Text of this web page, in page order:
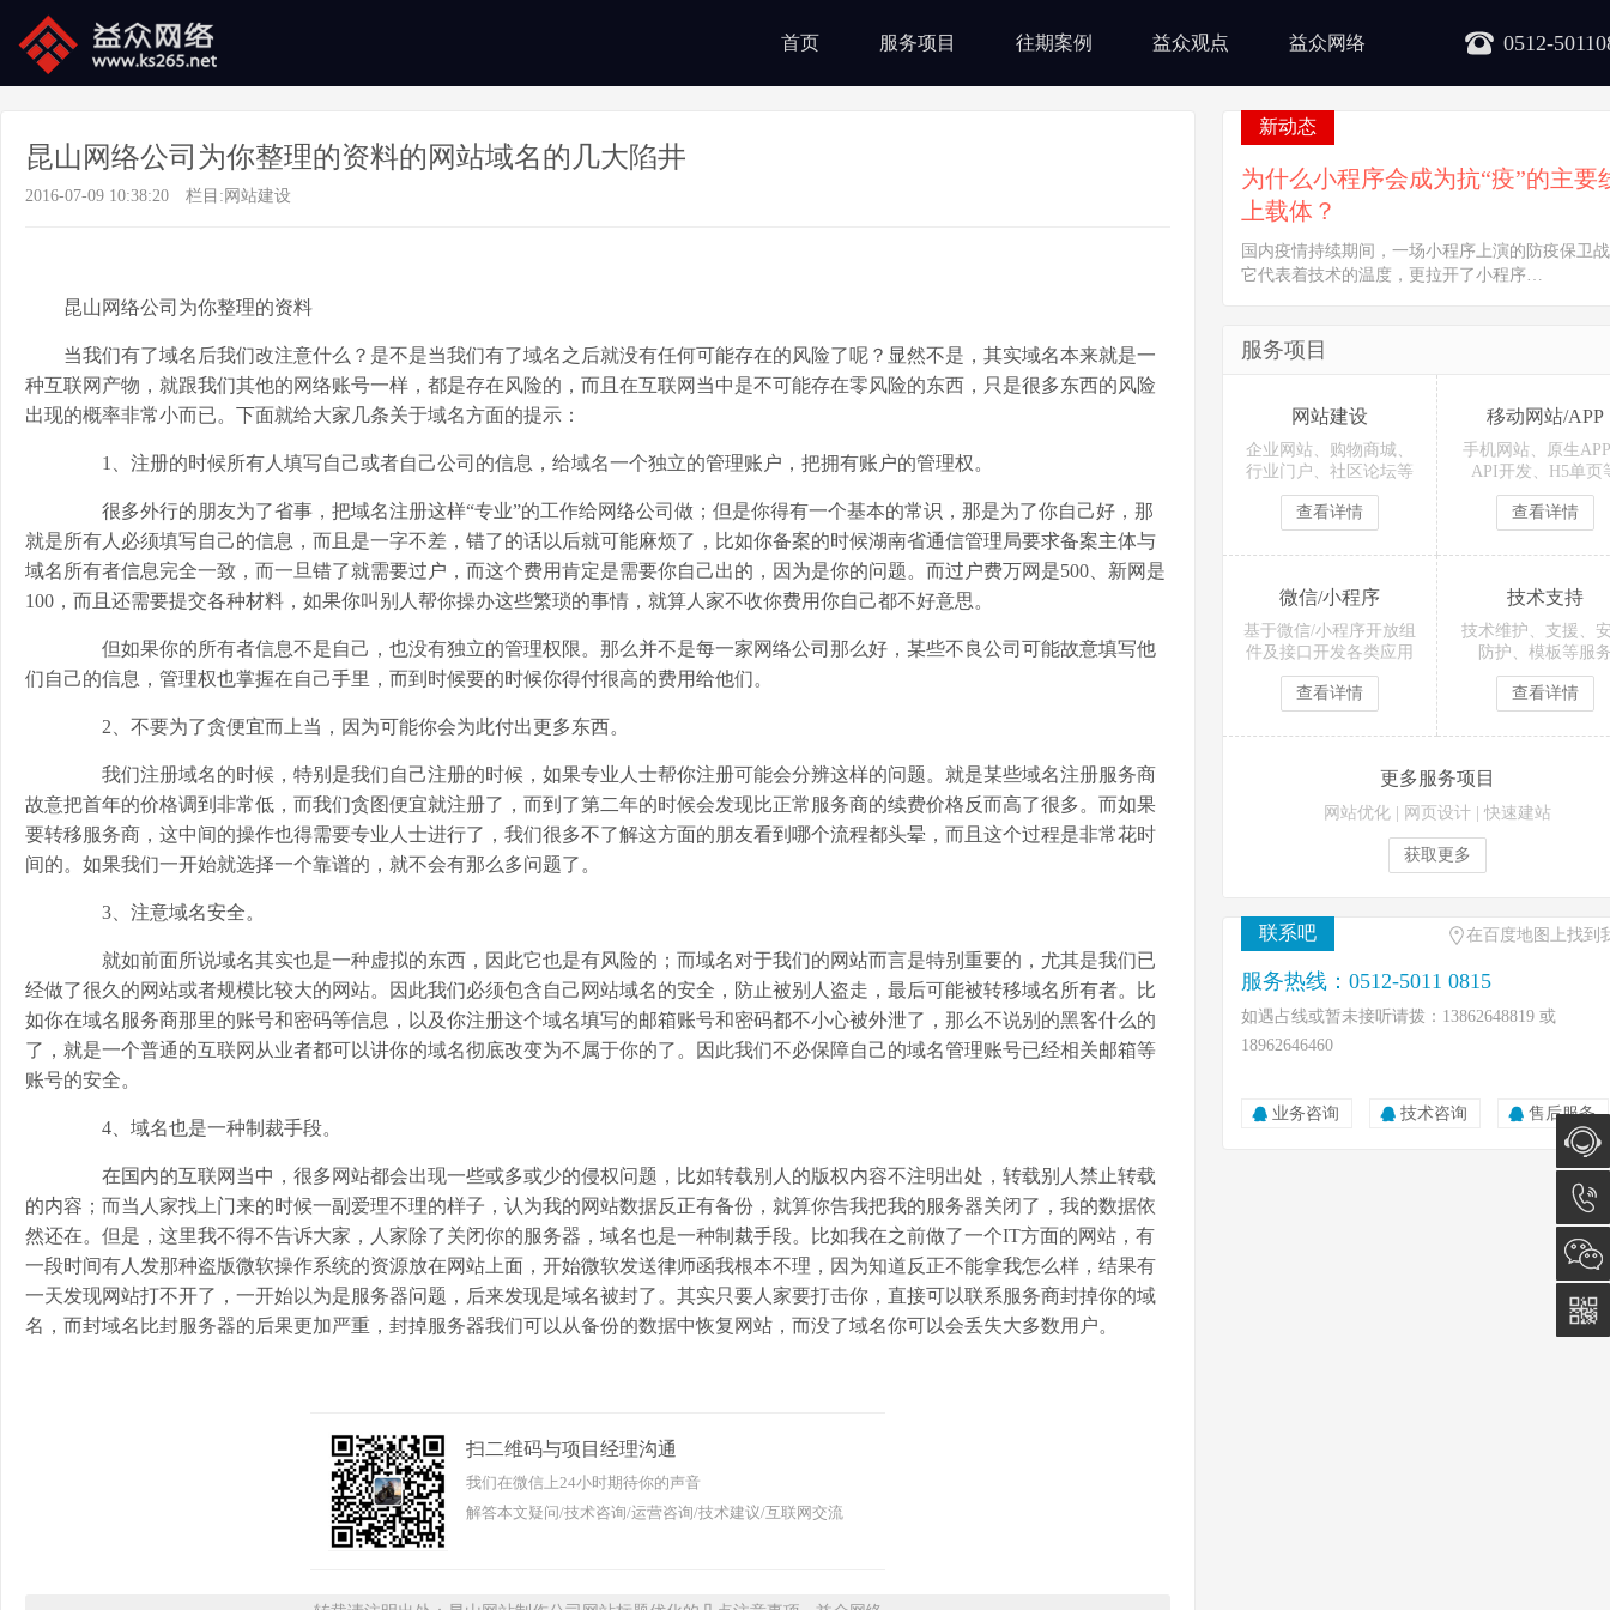
0512-
首页 服务项目 往期案例 益众观点 益众网络
昆山网络公司为你整理的资料的网站域名的几大陷井
2016-07-09 10:38:20 栏目: 网站建设
昆山网络公司为你整理的资料
当我们有了域名后我们改注意什么？是不是当我们有了域名之后就没有任何可能存在的风险了呢？显然不是，其实域名本来就是一
种互联网产物，就跟我们其他的网络账号一样，都是存在风险的，而且在互联网当中是不可能存在零风险的东西，只是很多东西的风险
出现的概率非常小而已。下面就给大家几条关于域名方面的提示：
1、注册的时候所有人填写自己或者自己公司的信息，给域名一个独立的管理账户，把拥有账户的管理权。
很多外行的朋友为了省事，把域名注册这样“专业”的工作给网络公司做；但是你得有一个基本的常识，那是为了你自己好，那
就是所有人必须填写自己的信息，而且是一字不差，错了的话以后就可能麻烦了，比如你备案的时候湖南省通信管理局要求备案主体与
域名所有者信息完全一致，而一旦错了就需要过户，而这个费用肯定是需要你自己出的，因为是你的问题。而过户费万网是500、新网是
100，而且还需要提交各种材料，如果你叫别人帮你操办这些繁琐的事情，就算人家不收你费用你自己都不好意思。
但如果你的所有者信息不是自己，也没有独立的管理权限。那么并不是每一家网络公司那么好，某些不良公司可能故意填写他
们自己的信息，管理权也掌握在自己手里，而到时候要的时候你得付很高的费用给他们。
2、不要为了贪便宜而上当，因为可能你会为此付出更多东西。
我们注册域名的时候，特别是我们自己注册的时候，如果专业人士帮你注册可能会分辨这样的问题。就是某些域名注册服务商
故意把首年的价格调到非常低，而我们贪图便宜就注册了，而到了第二年的时候会发现比正常服务商的续费价格反而高了很多。而如果
要转移服务商，这中间的操作也得需要专业人士进行了，我们很多不了解这方面的朋友看到哪个流程都头晕，而且这个过程是非常花时
间的。如果我们一开始就选择一个靠谱的，就不会有那么多问题了。
3、注意域名安全。
就如前面所说域名其实也是一种虚拟的东西，因此它也是有风险的；而域名对于我们的网站而言是特别重要的，尤其是我们已
经做了很久的网站或者规模比较大的网站。因此我们必须包含自己网站域名的安全，防止被别人盗走，最后可能被转移域名所有者。比
如你在域名服务商那里的账号和密码等信息，以及你注册这个域名填写的邮箱账号和密码都不小心被外泄了，那么不说别的黑客什么的
了，就是一个普通的互联网从业者都可以讲你的域名彻底改变为不属于你的了。因此我们不必保障自己的域名管理账号已经相关邮箱等
账号的安全。
4、域名也是一种制裁手段。
在国内的互联网当中，很多网站都会出现一些或多或少的侵权问题，比如转载别人的版权内容不注明出处，转载别人禁止转载
的内容；而当人家找上门来的时候一副爱理不理的样子，认为我的网站数据反正有备份，就算你告我把我的服务器关闭了，我的数据依
然还在。但是，这里我不得不告诉大家，人家除了关闭你的服务器，域名也是一种制裁手段。比如我在之前做了一个IT方面的网站，有
一段时间有人发那种盗版微软操作系统的资源放在网站上面，开始微软发送律师函我根本不理，因为知道反正不能拿我怎么样，结果有
一天发现网站打不开了，一开始以为是服务器问题，后来发现是域名被封了。其实只要人家要打击你，直接可以联系服务商封掉你的域
名，而封域名比封服务器的后果更加严重，封掉服务器我们可以从备份的数据中恢复网站，而没了域名你可以会丢失大多数用户。
扫二维码与项目经理沟通
我们在微信上24小时期待你的声音
解答本文疑问/技术咨询/运营咨询/技术建议/互联网交流
新动态
为什么小程序会成为抗“疫”的主要
上载体？
国内疫情持续期间，一场小程序上演的防疫保卫
它代表着技术的温度，更拉开了小程序…
服务项目
网站建设
企业网站、购物商城、
行业门户、社区论坛等
查看详情
移动网站/APP
手机网站、原生
API开发、H5单页
查看详情
微信/小程序
基于微信/小程序开放组
件及接口开发各类应用
查看详情
技术支持
技术维护、支援、
防护、模板等服
查看详情
更多服务项目
网站优化 网页设计 快速建站
获取更多
联系吧 在百度地图上找到
服务热线：0512-5011 0815
如遇占线或暂未接听请拨：13862648819 或
18962646460
业务咨询 技术咨询 售后服务
在线咨
询
0512-
5011